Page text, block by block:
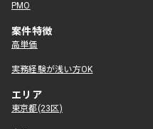
PMO
案件特徴
高単価
実務経験が浅い方OK
エリア
東京都(23区)